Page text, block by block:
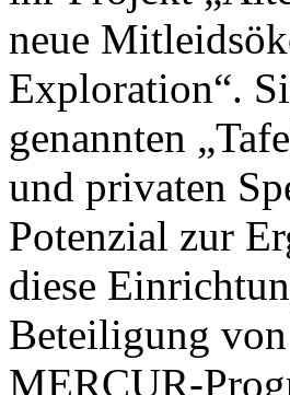
neue
Exploration“.
genannten
und privaten
Potenzial zur
diese
Beteiligung von
MERCUR-